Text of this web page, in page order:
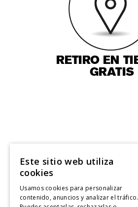
Este sitio web utiliza
cookies
Usamos cookies para personalizar
contenido, anuncios y analizar el tráfico.